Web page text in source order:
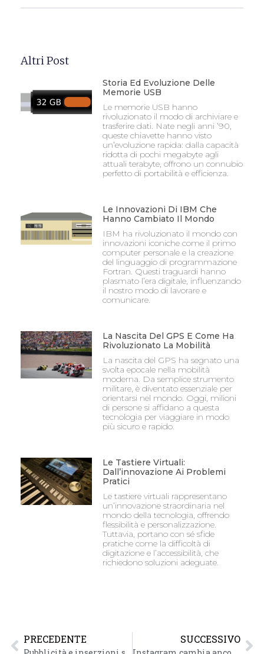
Altri Post
Storia Ed Evoluzione Delle
Memorie USB
Le memorie USB hanno
rivoluzionato il modo di archiviare e
trasferire dati. Nate negli anni ’90,
queste chiavette hanno visto
un’evoluzione rapida: dalla capacità
ridotta di pochi megabyte agli
attuali terabyte, offrono un connubio
perfetto di portabilità e efficienza.
Le Innovazioni Di IBM Che
Hanno Cambiato Il Mondo
IBM ha rivoluzionato il mondo con
innovazioni iconiche come il primo
computer personale e la creazione
del linguaggio di programmazione
Fortran. Questi traguardi hanno
plasmato l’era digitale, influenzando
il nostro modo di lavorare e
comunicare.
La Nascita Del GPS E Come Ha
Rivoluzionato La Mobilità
La nascita del GPS ha segnato una
svolta epocale nella mobilità
moderna. Da semplice strumento
militare, è diventato essenziale per
orientarsi nel mondo. Oggi, milioni
di persone si affidano a questa
tecnologia per viaggiare in modo
più sicuro e rapido.
Le Tastiere Virtuali:
Dall’innovazione Ai Problemi
Pratici
Le tastiere virtuali rappresentano
un’innovazione straordinaria nel
mondo della tecnologia, offrendo
flessibilità e personalizzazione.
Tuttavia, portano con sé sfide
pratiche come la difficoltà di
digitazione e l’accessibilità, che
richiedono soluzioni adeguate.
PRECEDENTE SUCCESSIVO